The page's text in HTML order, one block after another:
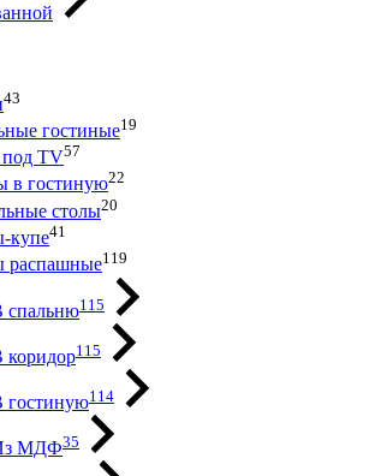
43
гостиные19
ТV57
в гостиную22
столы20
купе41
119
спальню115
коридор115
гостиную114
МДФ35